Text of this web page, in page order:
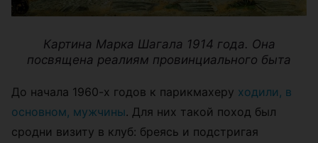
Картина Марка Шагала 1914 года. Она
посвящена реалиям провинциального быта
До начала 1960-х годов к парикмахеру ходили, в
основном, мужчины. Для них такой поход был
сродни визиту в клуб: бреясь и подстригая